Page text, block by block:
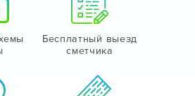
Бесплатный выезд
сметчика